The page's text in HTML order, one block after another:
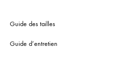
Guide des tailles
Guide d’entretien